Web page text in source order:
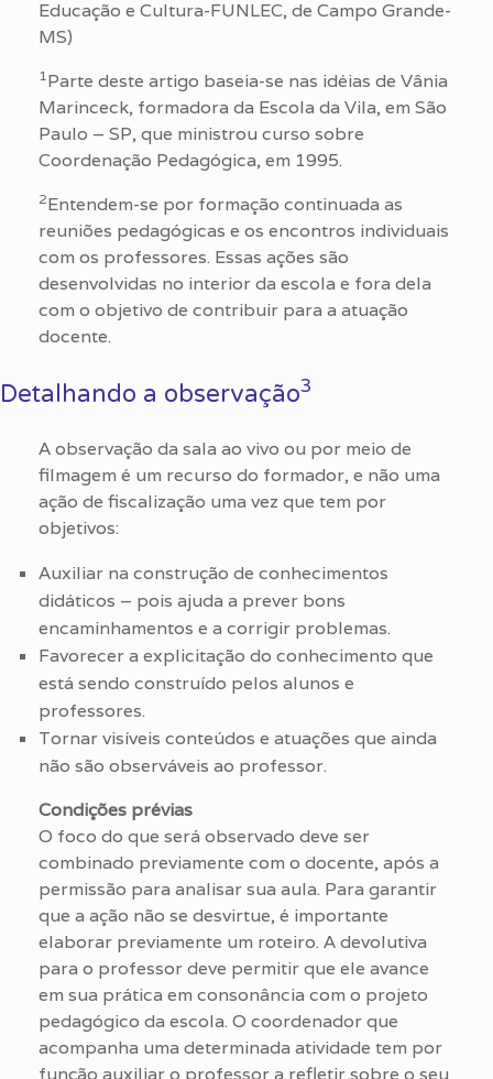
Educação e Cultura-FUNLEC, de Campo Grande-
MS)
1Parte deste artigo baseia-se nas idéias de Vânia
Marinceck, formadora da Escola da Vila, em São
Paulo – SP, que ministrou curso sobre
Coordenação Pedagógica, em 1995.
2Entendem-se por formação continuada as
reuniões pedagógicas e os encontros individuais
com os professores. Essas ações são
desenvolvidas no interior da escola e fora dela
com o objetivo de contribuir para a atuação
docente.
Detalhando a observação3
A observação da sala ao vivo ou por meio de
filmagem é um recurso do formador, e não uma
ação de fiscalização uma vez que tem por
objetivos:
Auxiliar na construção de conhecimentos
didáticos – pois ajuda a prever bons
encaminhamentos e a corrigir problemas.
Favorecer a explicitação do conhecimento que
está sendo construído pelos alunos e
professores.
Tornar visíveis conteúdos e atuações que ainda
não são observáveis ao professor.
Condições prévias
O foco do que será observado deve ser
combinado previamente com o docente, após a
permissão para analisar sua aula. Para garantir
que a ação não se desvirtue, é importante
elaborar previamente um roteiro. A devolutiva
para o professor deve permitir que ele avance
em sua prática em consonância com o projeto
pedagógico da escola. O coordenador que
acompanha uma determinada atividade tem por
função auxiliar o professor a refletir sobre o seu